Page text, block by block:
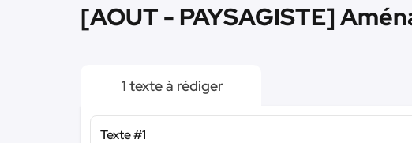
[AOUT - PAYSAGISTE]
1 texte à rédiger
Texte #1